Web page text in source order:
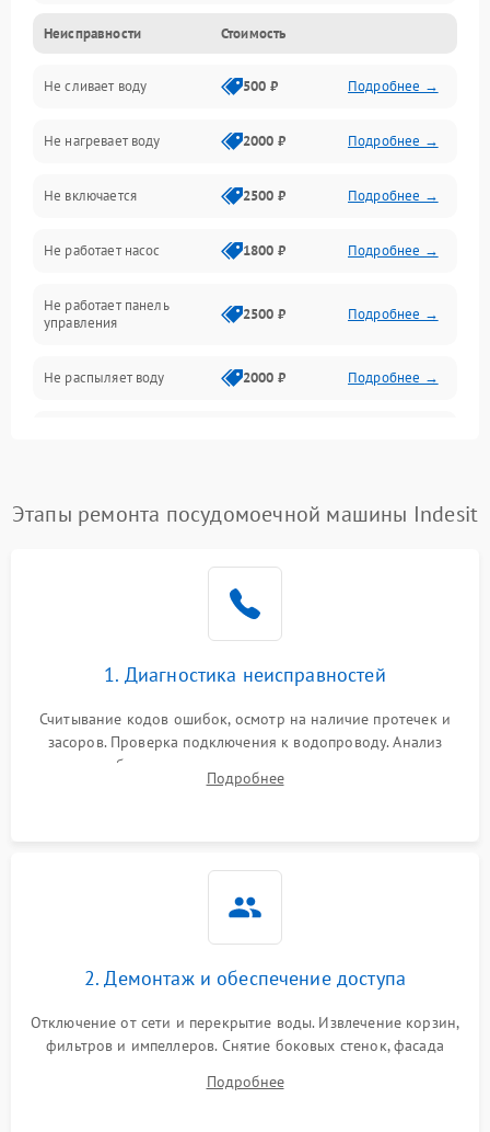
Управление
Электропитание
Датчики
Нагрев
Вода
Гигиена
Программное обеспечение
Неисправности Стоимость
Не сливает воду 500 ₽ Подробнее →
Не нагревает воду 2000 ₽ Подробнее →
Не включается 2500 ₽ Подробнее →
Не работает насос 1800 ₽ Подробнее →
Не работает панель
управления
2500 ₽ Подробнее →
Не распыляет воду 2000 ₽ Подробнее →
воды
1800 ₽ Подробнее →
Проблемы с
Этапы ремонта посудомоечной машины Indesit
1. Диагностика неисправностей
Считывание кодов ошибок, осмотр на наличие протечек и
засоров. Проверка подключения к водопроводу. Анализ
жалоб на отсутствие слива, нагрева, вращения
разбрызгивателей или срабатывание системы защиты
Подробнее
2. Демонтаж и обеспечение доступа
Отключение от сети и перекрытие воды. Извлечение корзин,
фильтров и импеллеров. Снятие боковых стенок, фасада
циркуляционному насосу, ТЭНу и сливной помпе.
Подробнее